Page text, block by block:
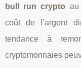
bull run crypto au
coût de l’argent
tendance à
cryptomonnaies